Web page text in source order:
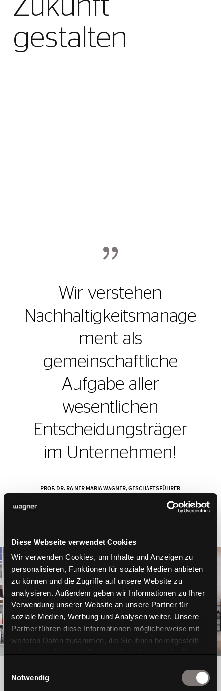
Diese Webseite verwendet Cookies
Wir verwenden Cookies, um Inhalte und Anzeigen zu
personalisieren, Funktionen für soziale Medien anbieten
zu können und die Zugriffe auf unsere Website zu
analysieren. Außerdem geben wir Informationen zu Ihrer
Verwendung unserer Website an unsere Partner für
soziale Medien, Werbung und Analysen weiter. Unsere
Partner führen diese Informationen möglicherweise mit
weiteren Daten zusammen, die Sie ihnen bereitgestellt
Notwendig
Zukunft
gestalten
{
Wir verstehen
Nachhaltigkeitsmanage
ment als
gemeinschaftliche
Aufgabe aller
wesentlichen
Entscheidungsträger
im Unternehmen!
PROF. DR. RAINER MARIA WAGNER, GESCHÄFTSFÜHRER